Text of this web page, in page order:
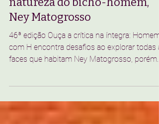
VARAL
Crítica | Homem com H: a
natureza do bicho-homem,
Ney Matogrosso
46ª edição Ouça a crítica na íntegra: Homem
faces que habitam Ney Matogrosso, porém...